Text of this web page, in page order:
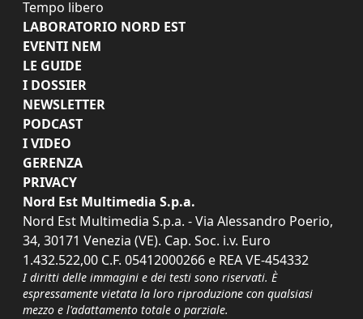
Tempo libero
LABORATORIO NORD EST
EVENTI NEM
LE GUIDE
I DOSSIER
NEWSLETTER
PODCAST
I VIDEO
GERENZA
PRIVACY
Nord Est Multimedia S.p.a.
Nord Est Multimedia S.p.a. - Via Alessandro Poerio,
34, 30171 Venezia (VE). Cap. Soc. i.v. Euro
1.432.522,00 C.F. 05412000266 e REA VE-454332
I diritti delle immagini e dei testi sono riservati. È
espressamente vietata la loro riproduzione con qualsiasi
mezzo e l'adattamento totale o parziale.